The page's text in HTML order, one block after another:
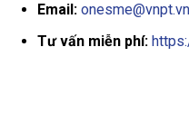
Email: onesme@vnpt.vn
Tư vấn miễn phí: